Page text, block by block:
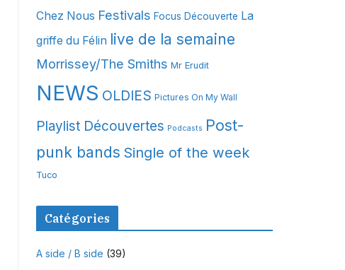
s
Chez Nous Festivals Focus Découverte La
griffe du Félin live de la semaine
Morrissey/The Smiths Mr Erudit
NEWS OLDIES Pictures On My Wall
Playlist Découvertes Podcasts Post-
punk bands Single of the week
Tuco
Catégories
A side / B side (39)